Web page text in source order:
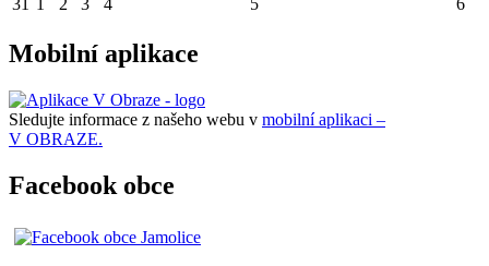
31 1 2 3 4 5 6
Mobilní aplikace
Sledujte informace z našeho webu v mobilní aplikaci –
V OBRAZE.
Facebook obce